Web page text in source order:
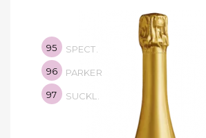
CAVEAU
SPIRITS
BIRRE
95
SPECT.
96
PARKER
97
SUCKL.